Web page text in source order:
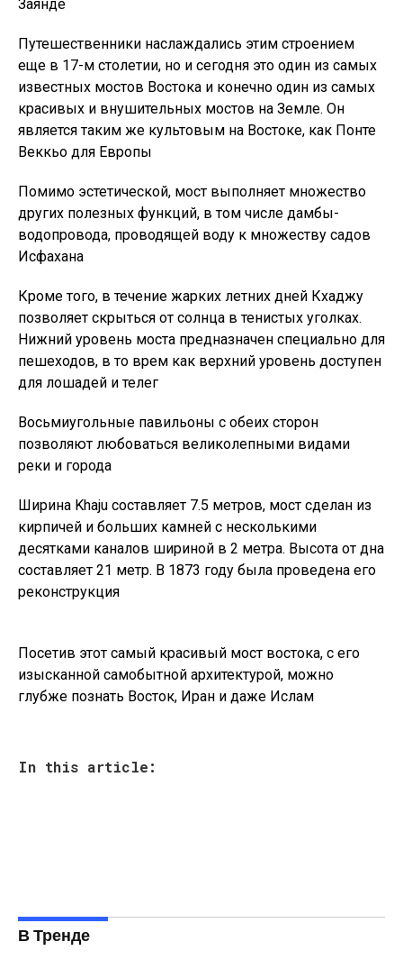
Заянде
Путешественники наслаждались этим строением
еще в 17-м столетии, но и сегодня это один из самых
известных мостов Востока и конечно один из самых
красивых и внушительных мостов на Земле. Он
является таким же культовым на Востоке, как Понте
Веккьо для Европы
Помимо эстетической, мост выполняет множество
других полезных функций, в том числе дамбы-
водопровода, проводящей воду к множеству садов
Исфахана
Кроме того, в течение жарких летних дней Кхаджу
позволяет скрыться от солнца в тенистых уголках.
Нижний уровень моста предназначен специально для
пешеходов, в то врем как верхний уровень доступен
для лошадей и телег
Восьмиугольные павильоны с обеих сторон
позволяют любоваться великолепными видами
реки и города
Ширина Khaju составляет 7.5 метров, мост сделан из
кирпичей и больших камней с несколькими
десятками каналов шириной в 2 метра. Высота от дна
составляет 21 метр. В 1873 году была проведена его
реконструкция
Посетив этот самый красивый мост востока, с его
изысканной самобытной архитектурой, можно
глубже познать Восток, Иран и даже Ислам
In this article:
В Тренде